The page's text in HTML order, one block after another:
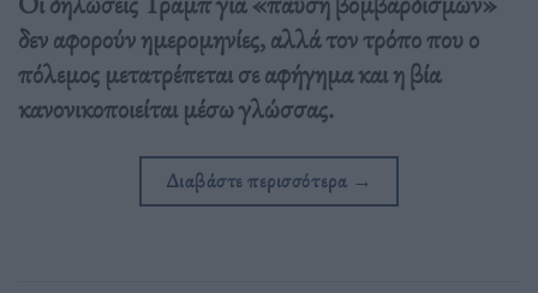
δεν αφορούν ημερομηνίες, αλλά τον τρόπο που ο
πόλεμος μετατρέπεται σε αφήγημα και η βία
κανονικοποιείται μέσω γλώσσας.
Διαβάστε περισσότερα →